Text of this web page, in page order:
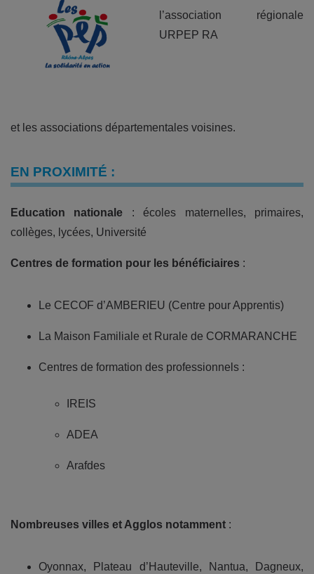
l’association régionale
URPEP RA
et les associations départementales voisines.
EN PROXIMITÉ :
Education nationale : écoles maternelles, primaires,
collèges, lycées, Université
Centres de formation pour les bénéficiaires :
Le CECOF d’AMBERIEU (Centre pour Apprentis)
La Maison Familiale et Rurale de CORMARANCHE
Centres de formation des professionnels :
IREIS
ADEA
Arafdes
Nombreuses villes et Agglos notamment :
Oyonnax, Plateau d’Hauteville, Nantua, Dagneux,